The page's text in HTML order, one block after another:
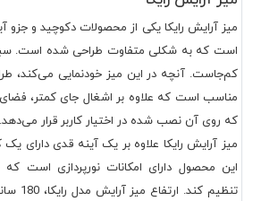
میز آرایش رایکا یکی از محصولات دکوچید و
است که به شکلی متفاوت طراحی شده است.
کم‌جاست. آنچه در این میز خودنمایی می‌کند،
مناسب است که علاوه بر اشغال جای کمتر،
که روی آن نصب شده در اختیار کاربر قرار می‌دهد.
این محصول دارای امکانات نورپردازی است که
تنظیم